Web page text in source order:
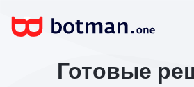
Готовые